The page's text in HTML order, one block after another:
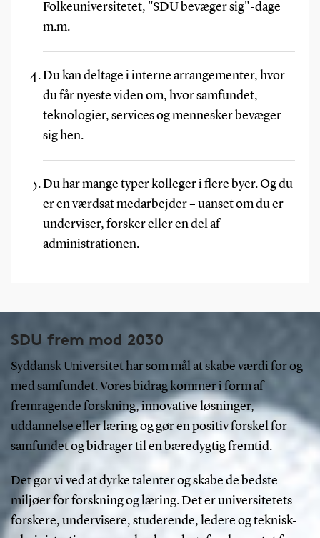
Folkeuniversitetet, "SDU bevæger sig"-dage
m.m.
Du kan deltage i interne arrangementer, hvor
du får nyeste viden om, hvor samfundet,
teknologier, services og mennesker bevæger
sig hen.
Du har mange typer kolleger i flere byer. Og du
er en værdsat medarbejder – uanset om du er
underviser, forsker eller en del af
administrationen.
SDU frem mod 2030
Syddansk Universitet har som mål at skabe værdi for og
med samfundet. Vores bidrag kommer i form af
fremragende forskning, innovative løsninger,
uddannelse eller læring og gør en positiv forskel for
samfundet og bidrager til en bæredygtig fremtid.
Det gør vi ved at dyrke talenter og skabe de bedste
miljøer for forskning og læring. Det er universitetets
forskere, undervisere, studerende, ledere og teknisk-